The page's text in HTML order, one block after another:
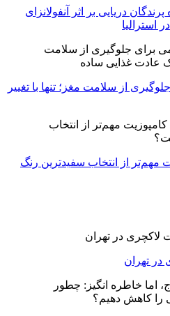
دریایی بر اثر آنفولانزای
از سلامت مغز؛ تنها با تغییر
مهم‌تر از انتخاب سفیدترین رنگ
تهران